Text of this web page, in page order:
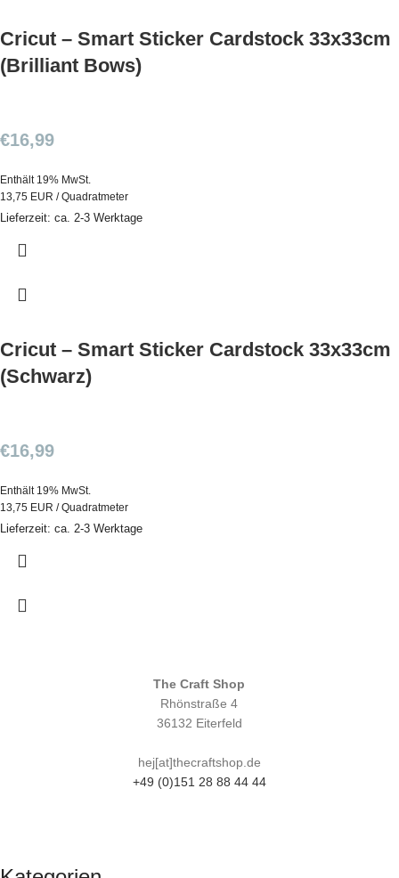
Cricut – Smart Sticker Cardstock 33x33cm
(Brilliant Bows)
€16,99
Enthält 19% MwSt.
13,75 EUR / Quadratmeter
Lieferzeit: ca. 2-3 Werktage
Cricut – Smart Sticker Cardstock 33x33cm
(Schwarz)
€16,99
Enthält 19% MwSt.
13,75 EUR / Quadratmeter
Lieferzeit: ca. 2-3 Werktage
The Craft Shop
Rhönstraße 4
36132 Eiterfeld
hej[at]thecraftshop.de
+49 (0)151 28 88 44 44